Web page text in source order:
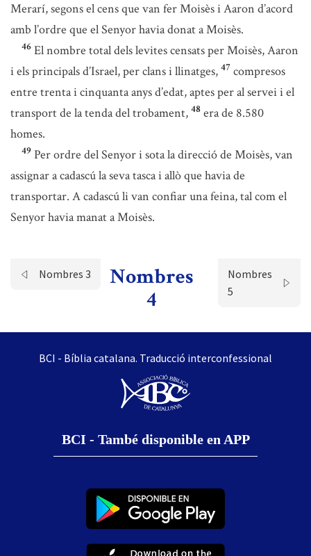
Merarí, segons el cens que van fer Moisès i Aaron d’acord
amb l’ordre que el Senyor havia donat a Moisès.
46 El nombre total dels levites censats per Moisès, Aaron
i els principals d’Israel, per clans i llinatges, 47 compresos
entre trenta i cinquanta anys d’edat, aptes per al servei i el
transport de la tenda del trobament, 48 era de 8.580
homes.
49 Per ordre del Senyor i sota la direcció de Moisès, van
assignar a cadascú la seva tasca i allò que havia de
transportar. A cadascú li van confiar una feina, tal com el
Senyor havia manat a Moisès.
Nombres 3
Nombres
4
Nombres
5
BCI - Bíblia catalana. Traducció interconfessional
BCI - També disponible en APP